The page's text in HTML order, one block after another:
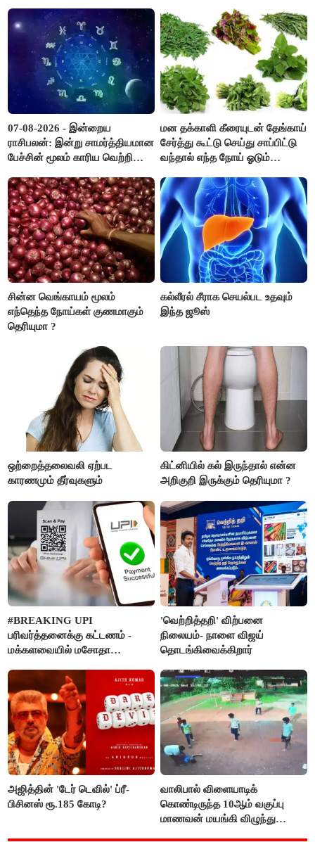
07-08-2026 - இன்றைய
ராசிபலன்: இன்று சாமர்த்தியமான
பேச்சின் மூலம் காரிய வெற்றி
பொறுப்புகளை ஒப்படைப்பதில்
கவனம் தேவை..!
மன தக்காளி கீரையுடன் தேங்காய்
சேர்த்து கூட்டு செய்து சாப்பிட்டு
வந்தால் எந்த நோய் ஓடும்
சின்ன வெங்காயம் மூலம்
எந்தெந்த நோய்கள் குணமாகும்
தெரியுமா ?
கல்லீரல் சீராக செயல்பட உதவும்
இந்த ஜூஸ்
ஒற்றைத்தலைவலி ஏற்பட
காரணமும் தீர்வுகளும்
கிட்னியில் கல் இருந்தால் என்ன
அறிகுறி இருக்கும் தெரியுமா ?
#BREAKING UPI
பரிவர்த்தனைக்கு கட்டணம் -
மக்களவையில் மசோதா
'வெற்றித்தறி' விற்பனை
நிலையம்- நாளை விஜய்
தொடங்கிவைக்கிறார்
அஜித்தின் 'டேர் டெவில்' ப்ரீ-
பிசினஸ் ரூ.185 கோடி?
வாலிபால் விளையாடிக்
கொண்டிருந்த 10ஆம் வகுப்பு
மாணவன் மயங்கி விழுந்து